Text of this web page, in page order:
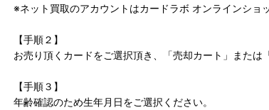
※ネット買取のアカウントはカードラボ オンラインショ
【手順２】
お売り頂くカードをご選択頂き、「売却カート」または
【手順３】
年齢確認のため生年月日をご選択ください。